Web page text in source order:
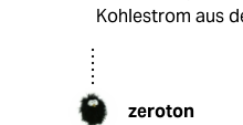
Kohlestrom aus
zeroton